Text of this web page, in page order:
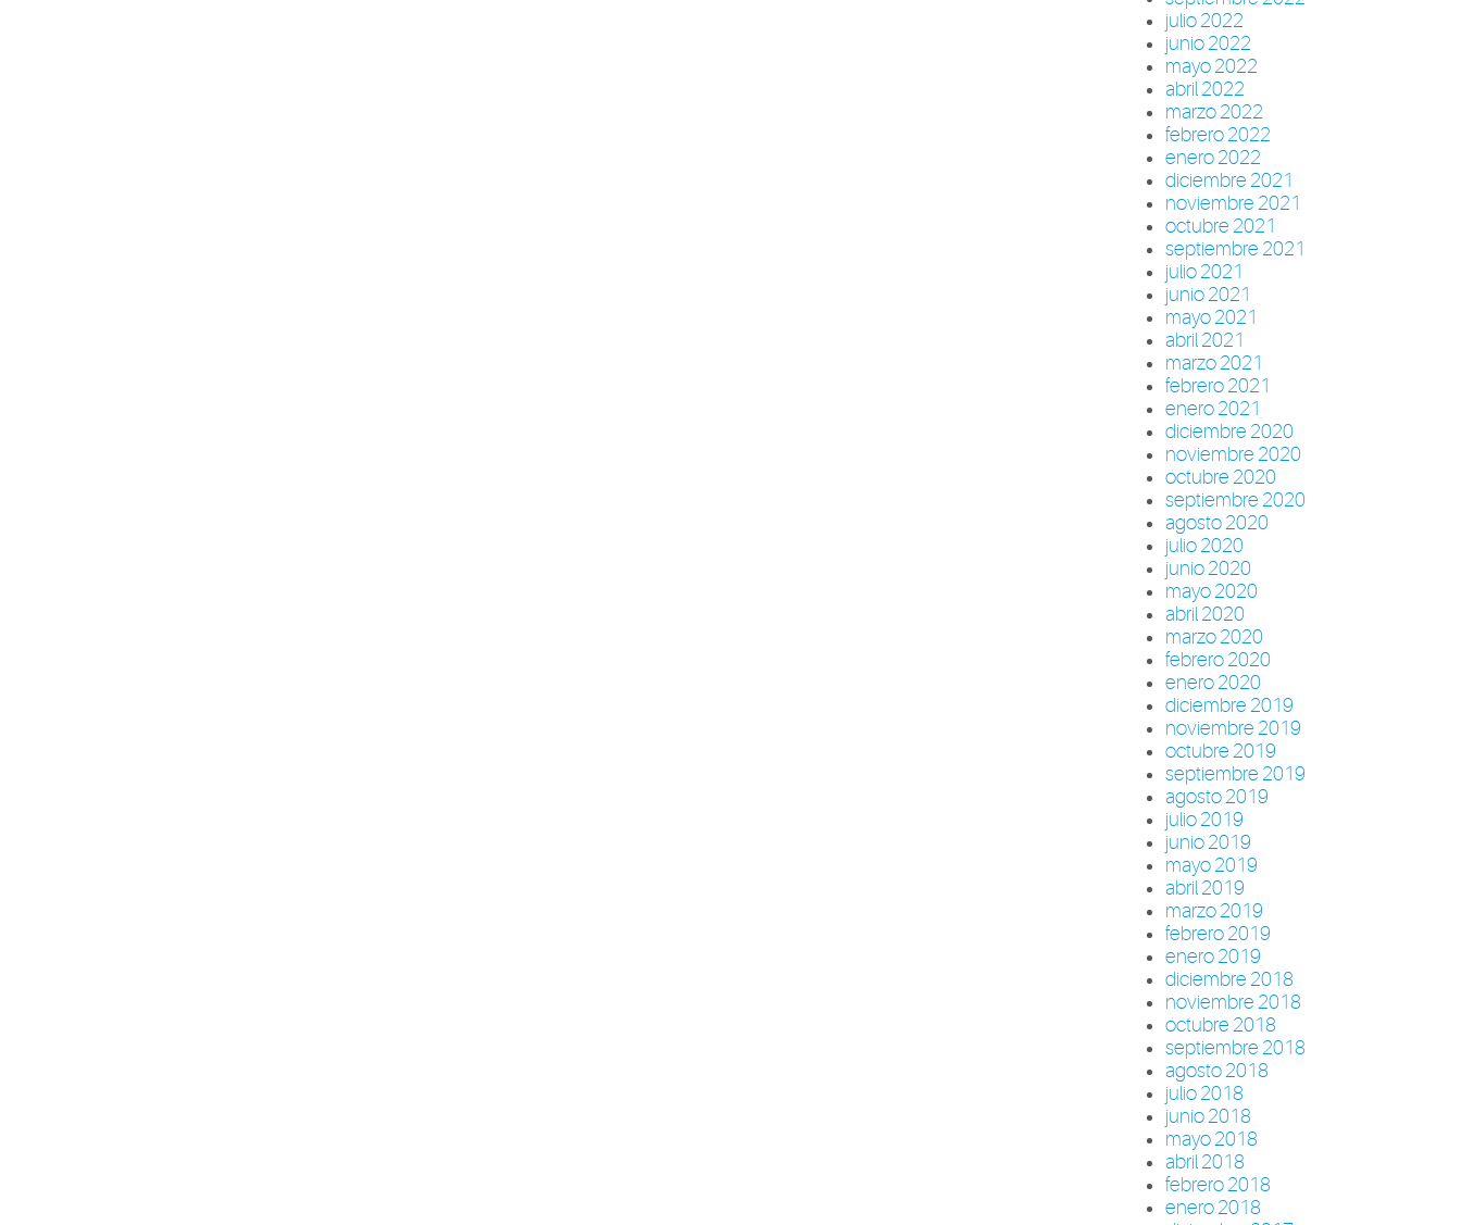
julio 2022
junio 2022
mayo 2022
abril 2022
marzo 2022
febrero 2022
enero 2022
diciembre 2021
noviembre 2021
octubre 2021
septiembre 2021
julio 2021
junio 2021
mayo 2021
abril 2021
marzo 2021
febrero 2021
enero 2021
diciembre 2020
noviembre 2020
octubre 2020
septiembre 2020
agosto 2020
julio 2020
junio 2020
mayo 2020
abril 2020
marzo 2020
febrero 2020
enero 2020
diciembre 2019
noviembre 2019
octubre 2019
septiembre 2019
agosto 2019
julio 2019
junio 2019
mayo 2019
abril 2019
marzo 2019
febrero 2019
enero 2019
diciembre 2018
noviembre 2018
octubre 2018
septiembre 2018
agosto 2018
julio 2018
junio 2018
mayo 2018
abril 2018
febrero 2018
enero 2018